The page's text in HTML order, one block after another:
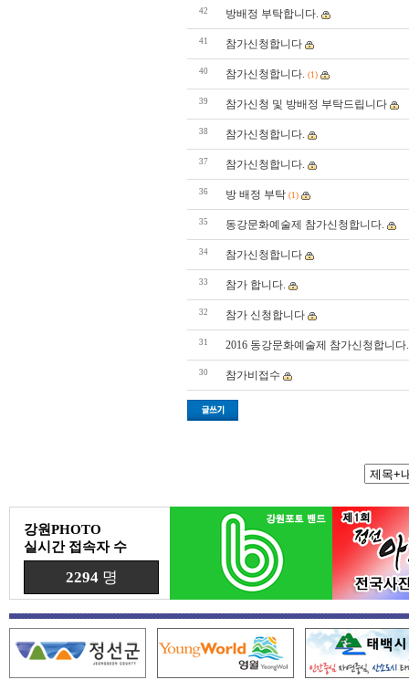
42 방배정 부탁합니다.
41 참가신청합니다
40 참가신청합니다. (1)
39 참가신청 및 방배정 부탁드립니다
38 참가신청합니다.
37 참가신청합니다.
36 방 배정 부탁 (1)
35 동강문화예술제 참가신청합니다.
34 참가신청합니다
33 참가 합니다.
32 참가 신청합니다
31 2016 동강문화예술제 참가신청합니다.
30 참가비접수
강원PHOTO
실시간 접속자 수
2294 명